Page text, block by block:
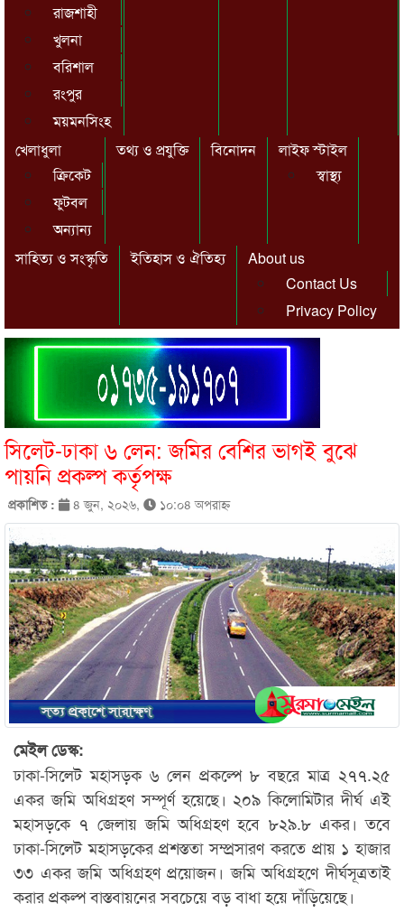
রাজশাহী
খুলনা
বরিশাল
রংপুর
ময়মনসিংহ
খেলাধুলা
ক্রিকেট
ফুটবল
অন্যান্য
তথ্য ও প্রযুক্তি বিনোদন
লাইফ স্টাইল
স্বাস্থ্য
সাহিত্য ও সংস্কৃতি ইতিহাস ও ঐতিহ্য
About us
Contact Us
Privacy Policy
সিলেট-ঢাকা ৬ লেন: জমির বেশির ভাগই বুঝে
পায়নি প্রকল্প কর্তৃপক্ষ
প্রকাশিত : ৪ জুন, ২০২৬, ১০:০৪ অপরাহ্ণ
মেইল ডেস্ক:
ঢাকা-সিলেট মহাসড়ক ৬ লেন প্রকল্পে ৮ বছরে মাত্র ২৭৭.২৫
একর জমি অধিগ্রহণ সম্পূর্ণ হয়েছে। ২০৯ কিলোমিটার দীর্ঘ এই
মহাসড়কে ৭ জেলায় জমি অধিগ্রহণ হবে ৮২৯.৮ একর। তবে
ঢাকা-সিলেট মহাসড়কের প্রশস্ততা সম্প্রসারণ করতে প্রায় ১ হাজার
৩৩ একর জমি অধিগ্রহণ প্রয়োজন। জমি অধিগ্রহণে দীর্ঘসূত্রতাই
করার প্রকল্প বাস্তবায়নের সবচেয়ে বড় বাধা হয়ে দাঁড়িয়েছে।